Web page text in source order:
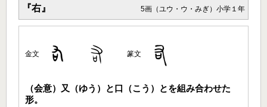
『右』 5画（ユウ・ウ・みぎ）小学１年
金文 篆文
（会意）又（ゆう）と口（こう）とを組み合わせた
形。